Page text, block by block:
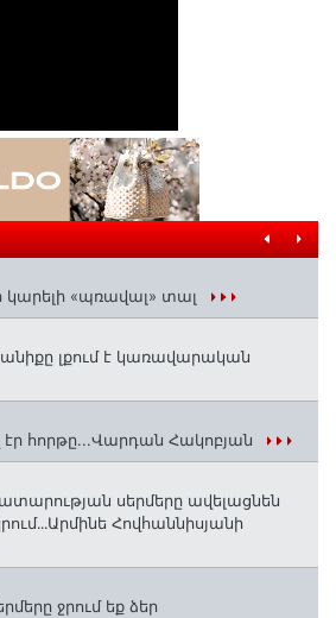
կարելի «պռավալ» տալ
լքում է կառավարական
էր հորթը...Վարդան Հակոբյան
սերմերը ավելացնեն
Հովհաննիսյանի
ջրում եք ձեր